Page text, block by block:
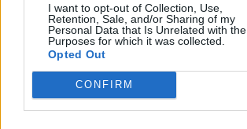
I want to opt-out of Collection, Use,
Retention, Sale, and/or Sharing of my
Personal Data that Is Unrelated with the
Purposes for which it was collected.
Opted Out
CONFIRM